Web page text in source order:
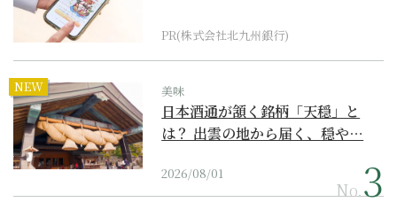
PR(株式会社北九州銀行)
NEW 美味
日本酒通が頷く銘柄「天穏」と
は？ 出雲の地から届く、穏や…
2026/08/01
No.